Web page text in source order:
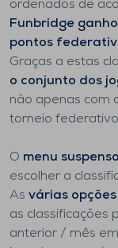
ordenados de
Funbridge
pontos
Graças a estas
o conjunto dos
não apenas com
torneio
O menu suspenso
escolher a
As várias opções
as classificações
anterior / mês